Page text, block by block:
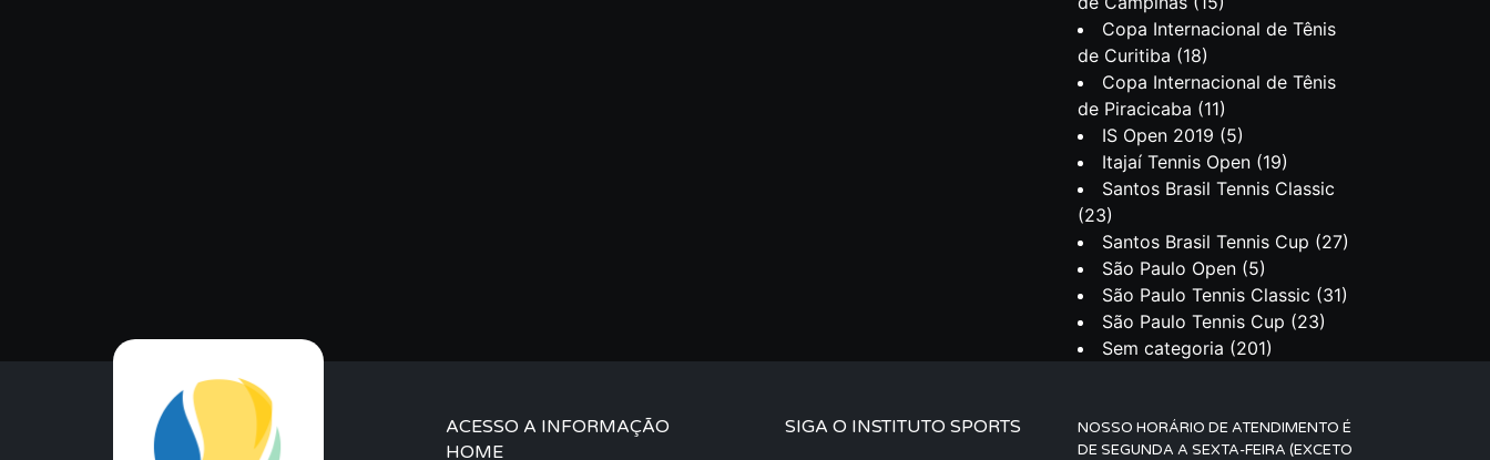
Copa Internacional de Tênis
de Curitiba (18)
Copa Internacional de Tênis
de Piracicaba (11)
IS Open 2019 (5)
Itajaí Tennis Open (19)
Santos Brasil Tennis Classic
(23)
Santos Brasil Tennis Cup (27)
São Paulo Open (5)
São Paulo Tennis Classic (31)
São Paulo Tennis Cup (23)
Sem categoria (201)
ACESSO A INFORMAÇÃO
HOME
SIGA O INSTITUTO SPORTS
NOSSO HORÁRIO DE ATENDIMENTO É
DE SEGUNDA A SEXTA-FEIRA (EXCETO